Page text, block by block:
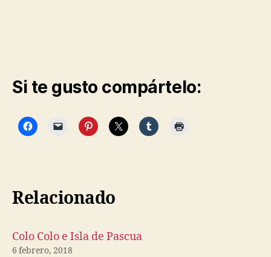
Si te gusto compártelo:
Relacionado
Colo Colo e Isla de Pascua
6 febrero, 2018